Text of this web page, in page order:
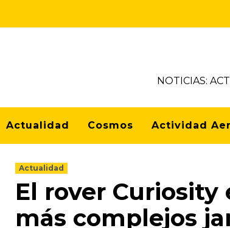
NOTICIAS:
Actualidad Cosmos Actividad
Actualidad
El rover
más complejos